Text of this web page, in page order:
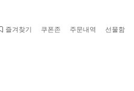
선물함
주문내역
쿠폰존
즐겨찾기